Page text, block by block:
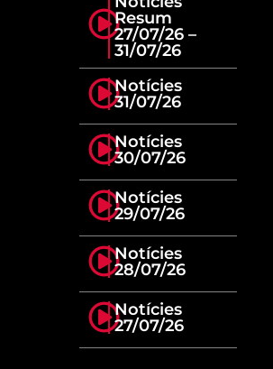
Resum
27/07/26 –
31/07/26
Notícies
31/07/26
Notícies
30/07/26
Notícies
29/07/26
Notícies
28/07/26
Notícies
27/07/26